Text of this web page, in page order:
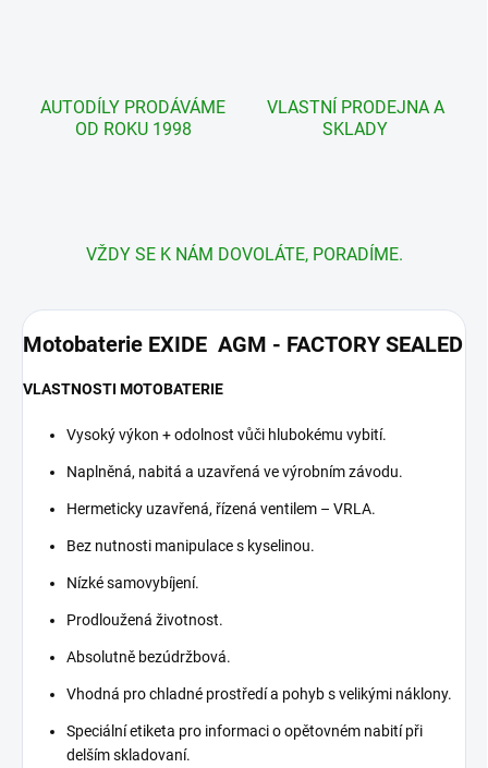
AUTODÍLY PRODÁVÁME
OD ROKU 1998
VLASTNÍ PRODEJNA A
SKLADY
VŽDY SE K NÁM DOVOLÁTE, PORADÍME.
Motobaterie EXIDE AGM - FACTORY SEALED
VLASTNOSTI MOTOBATERIE
Vysoký výkon + odolnost vůči hlubokému vybití.
Naplněná, nabitá a uzavřená ve výrobním závodu.
Hermeticky uzavřená, řízená ventilem – VRLA.
Bez nutnosti manipulace s kyselinou.
Nízké samovybíjení.
Prodloužená životnost.
Absolutně bezúdržbová.
Vhodná pro chladné prostředí a pohyb s velikými náklony.
Speciální etiketa pro informaci o opětovném nabití při
delším skladovaní.